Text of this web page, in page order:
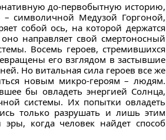
до-первобытную историю,
символичной Медузой Горгоной,
собой ось, на которой держатся
направляет свой смертоносный
Восемь героев, стремившихся
его взглядом в застывшие
Но витальная сила героев все же
новым микро-героям – людям.
бы овладеть энергией Солнца,
системы. Их попытки овладеть
только разрушать и лишь этим
когда человек найдет способ